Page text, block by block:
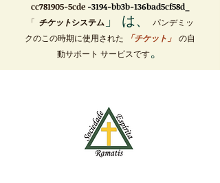
cc781905-5cde -3194-bb3b-136bad5cf58d_
「 チケットシステム」 は、
パンデミッ
クのこの時期に使用された 「チケット」
の自
動サポート サービスです。